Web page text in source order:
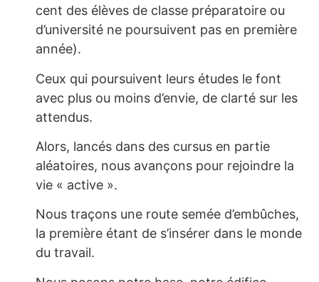
cent des élèves de classe préparatoire ou
d’université ne poursuivent pas en première
année).
Ceux qui poursuivent leurs études le font
avec plus ou moins d’envie, de clarté sur les
attendus.
Alors, lancés dans des cursus en partie
aléatoires, nous avançons pour rejoindre la
vie « active ».
Nous traçons une route semée d’embûches,
la première étant de s’insérer dans le monde
du travail.